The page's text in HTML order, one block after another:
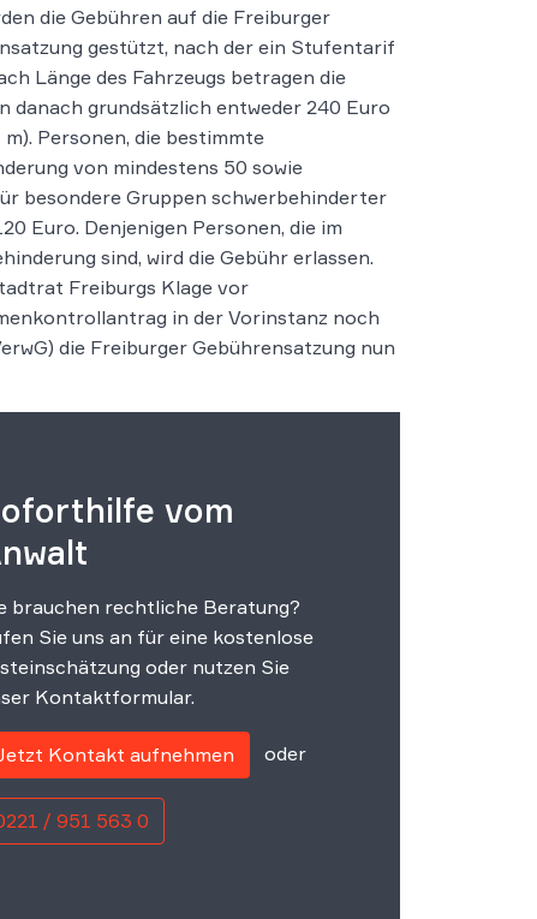
die Gebühren auf die Freiburger
gestützt, nach der ein Stufentarif
Länge des Fahrzeugs betragen die
danach grundsätzlich entweder 240 Euro
Personen, die bestimmte
von mindestens 50 sowie
besondere Gruppen schwerbehinderter
Euro. Denjenigen Personen, die im
sind, wird die Gebühr erlassen.
Freiburgs Klage vor
in der Vorinstanz noch
die Freiburger Gebührensatzung nun
vom
brauchen rechtliche Beratung?
Sie uns an für eine kostenlose
oder nutzen Sie
Kontaktformular.
Kontakt aufnehmen oder
/ 951 563 0